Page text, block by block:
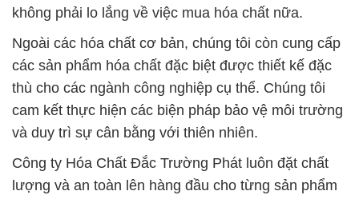
không phải lo lắng về việc mua hóa chất nữa.
Ngoài các hóa chất cơ bản, chúng tôi còn cung cấp
các sản phẩm hóa chất đặc biệt được thiết kế đặc
thù cho các ngành công nghiệp cụ thể. Chúng tôi
cam kết thực hiện các biện pháp bảo vệ môi trường
và duy trì sự cân bằng với thiên nhiên.
Công ty Hóa Chất Đắc Trường Phát luôn đặt chất
lượng và an toàn lên hàng đầu cho từng sản phẩm